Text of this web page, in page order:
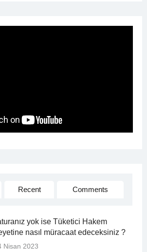
Recent Comments
yok ise Tüketici Hakem
nasıl müracaat edeceksiniz ?
Nisan 2023